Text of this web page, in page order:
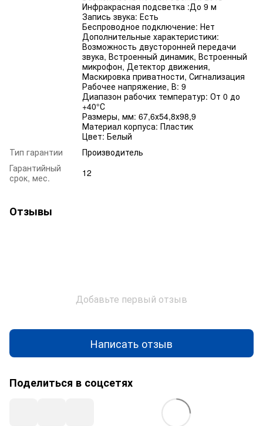
Инфракрасная подсветка :До 9 м
Запись звука: Есть
Беспроводное подключение: Нет
Дополнительные характеристики:
Возможность двусторонней передачи
звука, Встроенный динамик, Встроенный
микрофон, Детектор движения,
Маскировка приватности, Сигнализация
Рабочее напряжение, В: 9
Диапазон рабочих температур: От 0 до
+40°С
Размеры, мм: 67,6х54,8х98,9
Материал корпуса: Пластик
Цвет: Белый
Тип гарантии
Производитель
Гарантийный
срок, мес.
12
Отзывы
Добавьте первый отзыв
Написать отзыв
Поделиться в соцсетях